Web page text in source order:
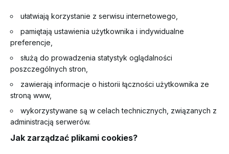
ułatwiają korzystanie z serwisu internetowego,
pamiętają ustawienia użytkownika i indywidualne
preferencje,
służą do prowadzenia statystyk oglądalności
poszczególnych stron,
zawierają informacje o historii łączności użytkownika ze
stroną www,
wykorzystywane są w celach technicznych, związanych z
administracją serwerów.
Jak zarządzać plikami cookies?